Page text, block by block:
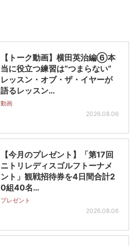
【トーク動画】横田英治編⑥本
当に役立つ練習は“つまらない”
レッスン・オブ・ザ・イヤーが
語るレッスン…
動画
2026.08.06
【今月のプレゼント】「第17回
ニトリレディスゴルフトーナメ
ント」観戦招待券を4日間合計2
0組40名…
プレゼント
2026.08.06